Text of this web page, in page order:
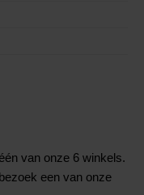
van onze 6 winkels.
een van onze